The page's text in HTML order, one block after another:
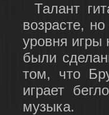
Талант
возрасте,
уровня игры
были
том, что
играет
музыка.